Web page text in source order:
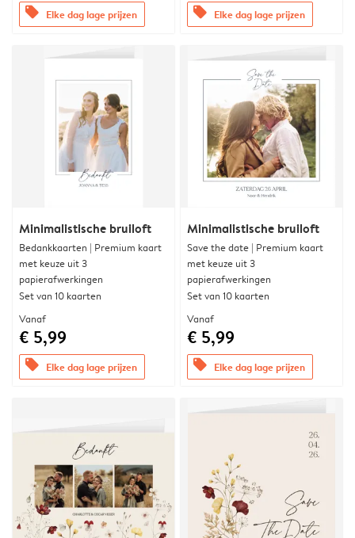
offers Elke dag lage prijzen offers Elke dag lage prijzen
Minimalistische bruiloft
Bedankkaarten | Premium kaart
met keuze uit 3
papierafwerkingen
Set van 10 kaarten
Vanaf
€ 5,99
offers Elke dag lage prijzen
Minimalistische bruiloft
Save the date | Premium kaart
met keuze uit 3
papierafwerkingen
Set van 10 kaarten
Vanaf
€ 5,99
offers Elke dag lage prijzen